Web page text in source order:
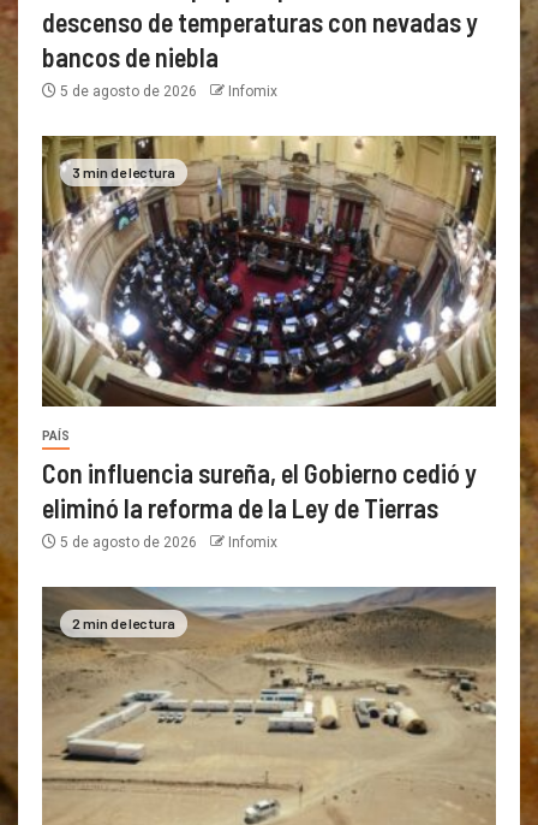
descenso de temperaturas con nevadas y
bancos de niebla
5 de agosto de 2026 Infomix
3 min de lectura
PAÍS
Con influencia sureña, el Gobierno cedió y
eliminó la reforma de la Ley de Tierras
5 de agosto de 2026 Infomix
2 min de lectura